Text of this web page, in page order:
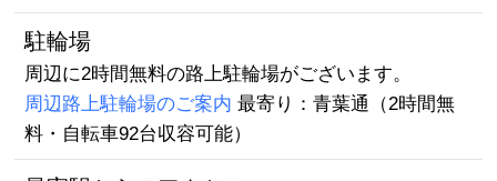
駐輪場
周辺に2時間無料の路上駐輪場がございます。
周辺路上駐輪場のご案内 最寄り：青葉通（2時間無
料・自転車92台収容可能）